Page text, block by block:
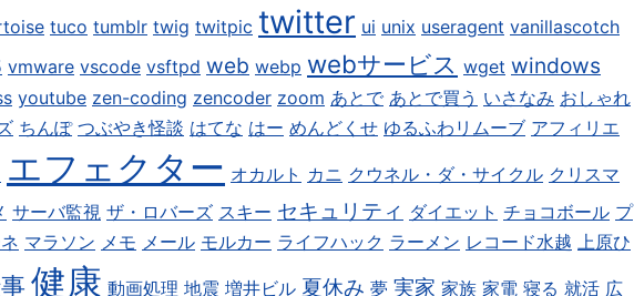
tuco tumblr twig twitpic twitter ui unix useragent vanillascotch
vmware vscode vsftpd web webp webサービス wget windows
youtube zen-coding zencoder zoom あとで あとで買う いさなみ おしゃれ
ちんぽ つぶやき怪談 はてな はー めんどくせ ゆるふわリムーブ アフィリエ
エフェクター オカルト カニ クウネル・ダ・サイクル クリスマ
サーバ監視 ザ・ロバーズ スキー セキュリティ ダイエット チョコボール プ
マラソン メモ メール モルカー ライフハック ラーメン レコード水越 上原ひ
健康 動画処理 地震 増井ビル 夏休み 夢 実家 家族 家電 寝る 就活 広